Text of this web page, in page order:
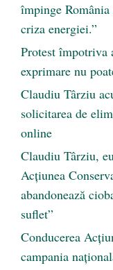
împinge
criza energiei.”
Protest împotriva
exprimare nu
Claudiu Târziu
solicitarea de
online
Claudiu Târziu,
Acțiunea
abandonează
suflet”
Conducerea
campania